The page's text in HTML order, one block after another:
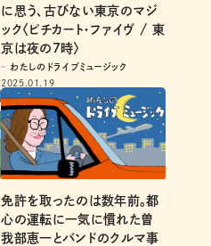
に思う、古びない東京のマジ
ック〈ピチカート・ファイヴ / 東
京は夜の7時〉
わたしのドライブミュージック
2025.01.19
免許を取ったのは数年前。都
心の運転に一気に慣れた曽
我部恵一とバンドのクルマ事